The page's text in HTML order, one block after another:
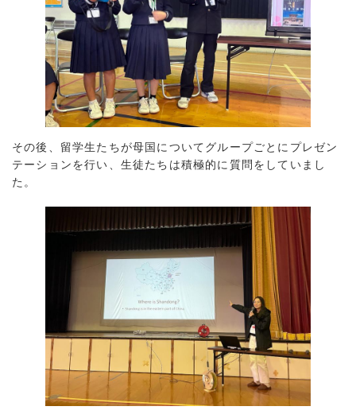
その後、留学生たちが母国についてグループごとにプレゼン
テーションを行い、生徒たちは積極的に質問をしていまし
た。